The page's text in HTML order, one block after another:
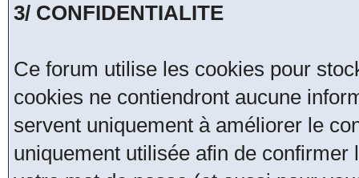
3/ CONFIDENTIALITE
Ce forum utilise les cookies pour
cookies ne contiendront aucune
servent uniquement à améliorer le
uniquement utilisée afin de